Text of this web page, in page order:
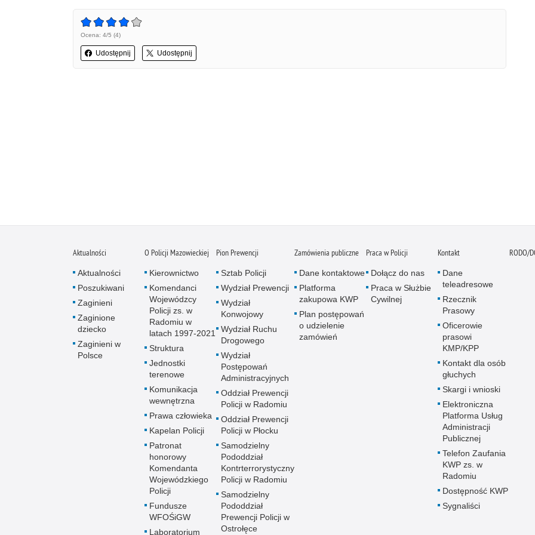
Ocena: 4/5 (4)
Udostępnij Udostępnij
Aktualności
Aktualności
Poszukiwani
Zaginieni
Zaginione
dziecko
Zaginieni w
Polsce
O Policji Mazowieckiej
Kierownictwo
Komendanci
Wojewódzcy
Policji zs. w
Radomiu w
latach 1997-2021
Struktura
Jednostki
terenowe
Komunikacja
wewnętrzna
Prawa człowieka
Kapelan Policji
Patronat
honorowy
Komendanta
Wojewódzkiego
Policji
Fundusze
WFOŚiGW
Laboratorium
Pion Prewencji
Sztab Policji
Wydział Prewencji
Wydział
Konwojowy
Wydział Ruchu
Drogowego
Wydział
Postępowań
Administracyjnych
Oddział Prewencji
Policji w Radomiu
Oddział Prewencji
Policji w Płocku
Samodzielny
Pododdział
Kontrterrorystyczny
Policji w Radomiu
Samodzielny
Pododdział
Prewencji Policji w
Ostrołęce
Zamówienia publiczne
Dane kontaktowe
Platforma
zakupowa KWP
Plan postępowań
o udzielenie
zamówień
Praca w Policji
Dołącz do nas
Praca w Służbie
Cywilnej
Kontakt
Dane
teleadresowe
Rzecznik
Prasowy
Oficerowie
prasowi
KMP/KPP
Kontakt dla osób
głuchych
Skargi i wnioski
Elektroniczna
Platforma Usług
Administracji
Publicznej
Telefon Zaufania
KWP zs. w
Radomiu
Dostępność KWP
Sygnaliści
RODO/